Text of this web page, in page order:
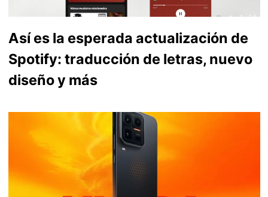
Así es la esperada actualización de
Spotify: traducción de letras, nuevo
diseño y más